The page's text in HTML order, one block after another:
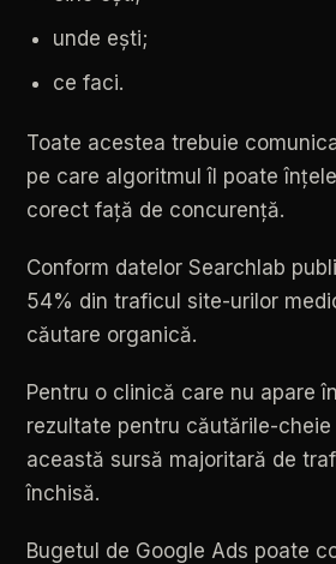
unde ești;
ce faci.
Toate acestea trebuie
pe care algoritmul îl poate
corect față de concurență.
Conform datelor Searchlab
54% din traficul site-urilor
căutare organică.
Pentru o clinică care nu apare în
rezultate pentru căutările-cheie
această sursă majoritară de
închisă.
Bugetul de Google Ads poate